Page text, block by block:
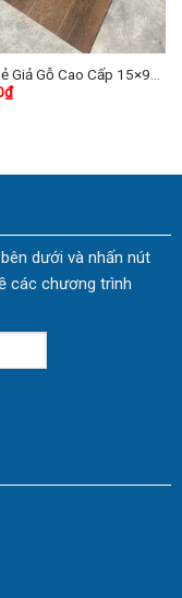
Giả Gỗ Cao Cấp 15×90
02
₫
dưới và nhấn nút
các chương trình